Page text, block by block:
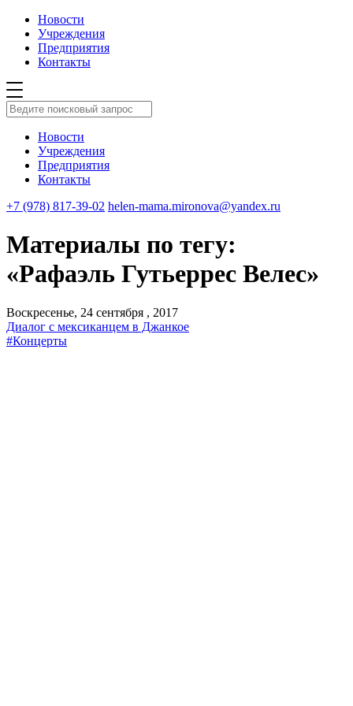
Новости
Учреждения
Предприятия
Контакты
Новости
Учреждения
Предприятия
Контакты
+7 (978) 817-39-02 helen-mama.mironova@yandex.ru
Материалы по тегу:
«Рафаэль Гутьеррес Велес»
Воскресенье, 24 сентября , 2017
Диалог с мексиканцем в Джанкое
#Концерты